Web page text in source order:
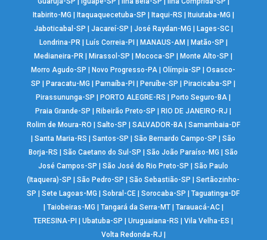
Itabirito-MG
Itaquaquecetuba-SP Itaqui-RS Ituiutaba-MG
Jaboticabal-SP
Jacareí-SP José Raydan-MG Lages-SC|
Londrina-PR| Luís Correia-PI MANAUS-AM Matão-SP
Medianeira-PR
Mirassol-SP Mococa-SP Monte Alto-SP
Morro Agudo-SP
Novo Progresso-PA |Olímpia-SP |Osasco-
SP
Paracatu-MG Parnaíba-PI Peruíbe-SP Piracicaba-SP
Pirassununga-SP
PORTO ALEGRE-RS Porto Seguro-BA
Praia Grande-SP
Ribeirão Preto-SP RIO DE JANEIRO-RJ
Rolim de Moura-RO
Salto-SP SALVADOR-BA| Samambaia-DF
|Santa Maria-RS |Santos-SP |São Bernardo Campo-SP |São
Borja-RS
|São Caetano do Sul-SP |São João Paraíso-MG |São
José Campos-SP
|São José do Rio Preto-SP |São Paulo
(Itaquera)-SP
|São Pedro-SP |São Sebastião-SP |Sertãozinho-
SP
|Sete Lagoas-MG |Sobral-CE |Sorocaba-SP |Taguatinga-DF
Taiobeiras-MG Tangará da Serra-MT| Tarauacá-AC|
TERESINA-PI
|Ubatuba-SP |Uruguaiana-RS |Vila Velha-ES
Volta Redonda-RJ